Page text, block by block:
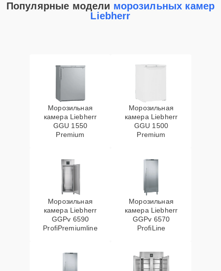
Популярные модели морозильных камер
Liebherr
Морозильная
камера Liebherr
GGU 1550
Premium
Морозильная
камера Liebherr
GGU 1500
Premium
Морозильная
камера Liebherr
GGPv 6590
ProfiPremiumline
Морозильная
камера Liebherr
GGPv 6570
ProfiLine